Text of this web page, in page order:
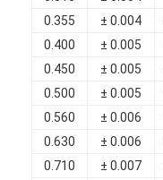
0.355
± 0.004
0.400
± 0.005
0.450
± 0.005
0.500
± 0.005
0.560
± 0.006
0.630
± 0.006
0.710
± 0.007